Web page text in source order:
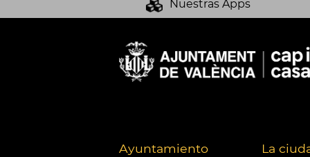
Nuestras Apps
Ayuntamiento La